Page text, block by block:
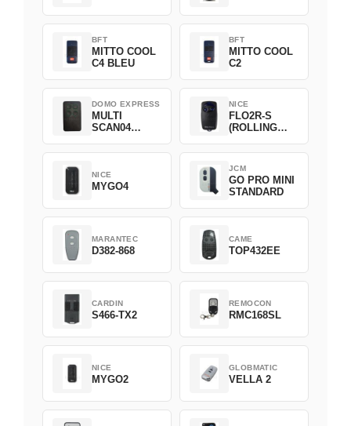
BFT
MITTO COOL
C4 BLEU
BFT
MITTO COOL
C2
DOMO EXPRESS
MULTI
SCAN04
NICE
FLO2R-S
(ROLLING
NICE
MYGO4
JCM
GO PRO MINI
STANDARD
MARANTEC
D382-868
CAME
TOP432EE
CARDIN
S466-TX2
REMOCON
RMC168SL
NICE
MYGO2
GLOBMATIC
VELLA 2